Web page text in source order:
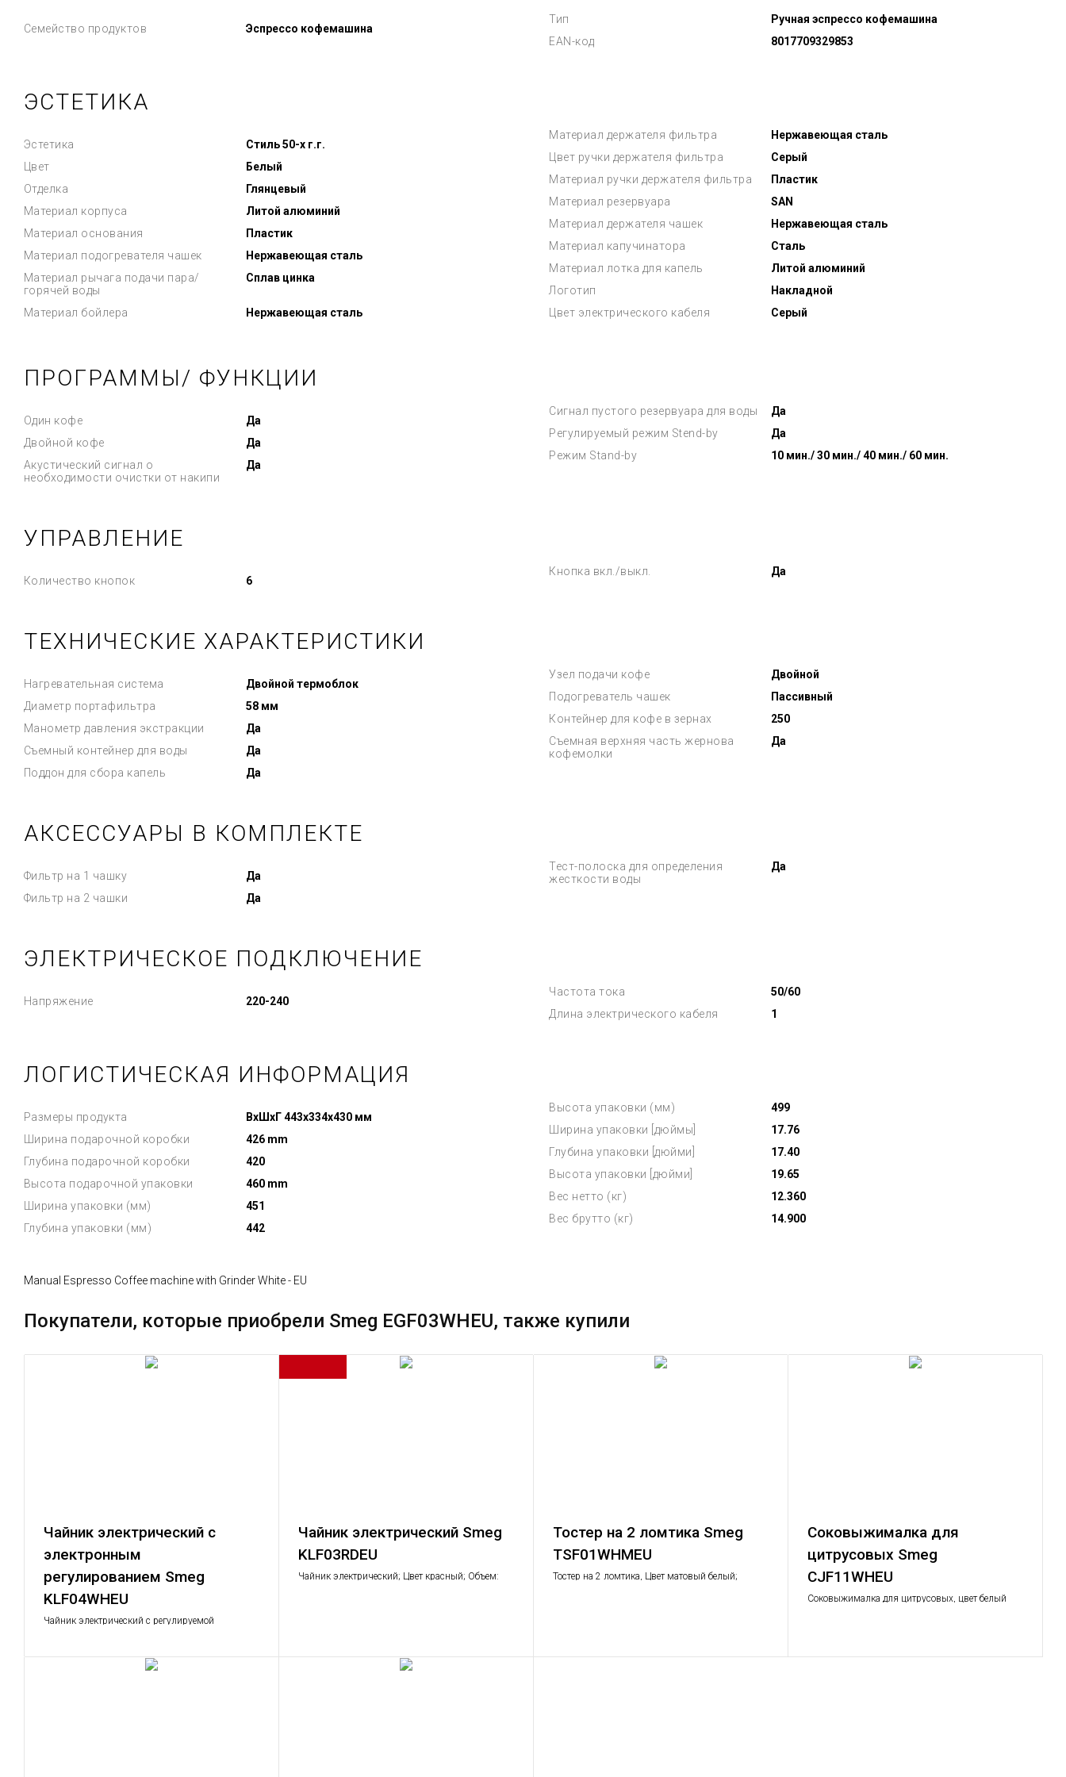
Семейство продуктов Эспрессо кофемашина
Тип
Ручная эспрессо кофемашина
EAN-код
8017709329853
ЭСТЕТИКА
Эстетика
Стиль 50-х г.г.
Цвет
Белый
Отделка
Глянцевый
Материал корпуса
Литой алюминий
Материал основания
Пластик
Материал подогревателя чашек
Нержавеющая сталь
Материал рычага подачи пара/
горячей воды
Сплав цинка
Материал бойлера Нержавеющая сталь
Материал держателя фильтра
Нержавеющая сталь
Цвет ручки держателя фильтра
Серый
Материал ручки держателя фильтра
Пластик
Материал резервуара
SAN
Материал держателя чашек
Нержавеющая сталь
Материал капучинатора
Сталь
Материал лотка для капель
Литой алюминий
Логотип
Накладной
Цвет электрического кабеля
Серый
ПРОГРАММЫ/ ФУНКЦИИ
Один кофе
Да
Двойной кофе
Да
Акустический сигнал о
необходимости очистки от накипи
Да
Сигнал пустого резервуара для воды
Да
Регулируемый режим Stend-by
Да
Режим Stand-by
10 мин./ 30 мин./ 40 мин./ 60 мин.
УПРАВЛЕНИЕ
Количество кнопок 6
Кнопка вкл./выкл. Да
ТЕХНИЧЕСКИЕ ХАРАКТЕРИСТИКИ
Нагревательная система
Двойной термоблок
Диаметр портафильтра
58 мм
Манометр давления экстракции
Да
Съемный контейнер для воды
Да
Поддон для сбора капель
Да
Узел подачи кофе
Двойной
Подогреватель чашек
Пассивный
Контейнер для кофе в зернах
250
Съемная верхняя часть жернова
кофемолки
Да
АКСЕССУАРЫ В КОМПЛЕКТЕ
Фильтр на 1 чашку
Да
Фильтр на 2 чашки
Да
Тест-полоска для определения
жесткости воды
Да
ЭЛЕКТРИЧЕСКОЕ ПОДКЛЮЧЕНИЕ
Напряжение 220-240
Частота тока
50/60
Длина электрического кабеля
1
ЛОГИСТИЧЕСКАЯ ИНФОРМАЦИЯ
Размеры продукта
ВxШxГ 443x334x430 мм
Ширина подарочной коробки
426 mm
Глубина подарочной коробки
420
Высота подарочной упаковки
460 mm
Ширина упаковки (мм)
451
Глубина упаковки (мм)
442
Высота упаковки (мм)
499
Ширина упаковки [дюймы]
17.76
Глубина упаковки [дюйми]
17.40
Высота упаковки [дюйми]
19.65
Вес нетто (кг)
12.360
Вес брутто (кг)
14.900
Manual Espresso Coffee machine with Grinder White - EU
Покупатели, которые приобрели Smeg EGF03WHEU, также купили
Чайник электрический с
электронным
регулированием Smeg
KLF04WHEU
Чайник электрический с регулируемой
Чайник электрический Smeg
KLF03RDEU
Чайник электрический; Цвет красный; Объем:
Тостер на 2 ломтика Smeg
TSF01WHMEU
Тостер на 2 ломтика, Цвет матовый белый;
Соковыжималка для
цитрусовых Smeg
CJF11WHEU
Соковыжималка для цитрусовых, цвет белый